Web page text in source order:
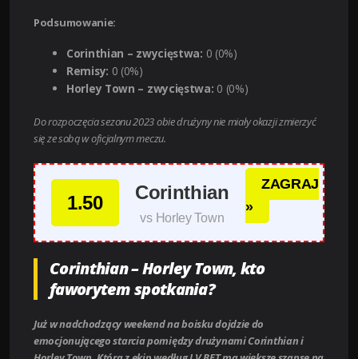
Podsumowanie:
Corinthian – zwycięstwa: 0 (0%)
Remisy: 0 (0%)
Horley Town – zwycięstwa: 0 (0%)
Do rozpoczęcia sezonu 2023 obie drużyny nie miały okazji zmierzyć
się ze sobą w oficjalnym meczu.
1.50 Corinthian
vs Horley Town
ZAGRAJ
»
Corinthian – Horley Town, kto
faworytem spotkania?
Już w nadchodzący weekend na boisku dojdzie do
emocjonującego starcia pomiędzy drużynami Corinthian i